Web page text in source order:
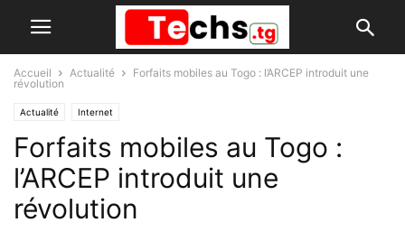
Accueil Actualité
Forfaits mobiles au Togo : l’ARCEP introduit une
révolution
Actualité Internet
Forfaits mobiles au Togo :
l’ARCEP introduit une
révolution